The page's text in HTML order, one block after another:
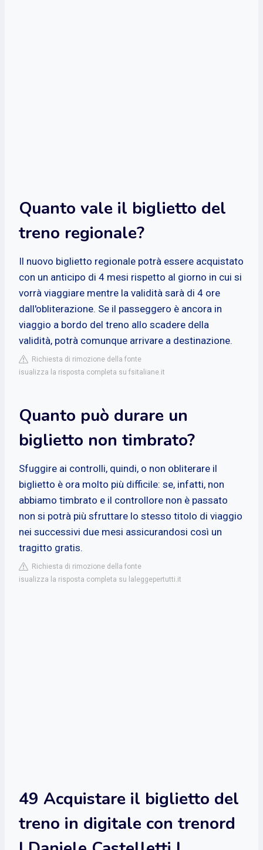
Quanto vale il biglietto del
treno regionale?
Il nuovo biglietto regionale potrà essere acquistato
con un anticipo di 4 mesi rispetto al giorno in cui si
vorrà viaggiare mentre la validità sarà di 4 ore
dall'obliterazione. Se il passeggero è ancora in
viaggio a bordo del treno allo scadere della
validità, potrà comunque arrivare a destinazione.
Richiesta di rimozione della fonte
isualizza la risposta completa su fsitaliane.it
Quanto può durare un
biglietto non timbrato?
Sfuggire ai controlli, quindi, o non obliterare il
biglietto è ora molto più difficile: se, infatti, non
abbiamo timbrato e il controllore non è passato
non si potrà più sfruttare lo stesso titolo di viaggio
nei successivi due mesi assicurandosi così un
tragitto gratis.
Richiesta di rimozione della fonte
isualizza la risposta completa su laleggepertutti.it
49 Acquistare il biglietto del
treno in digitale con trenord